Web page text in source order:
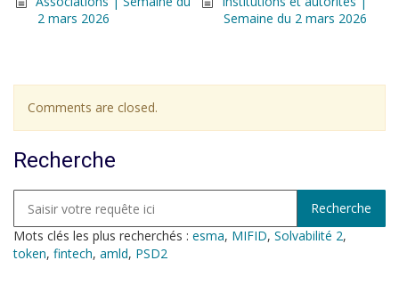
2 mars 2026
Semaine du 2 mars 2026
Comments are closed.
Recherche
Mots clés les plus recherchés : esma, MIFID, Solvabilité 2,
token, fintech, amld, PSD2